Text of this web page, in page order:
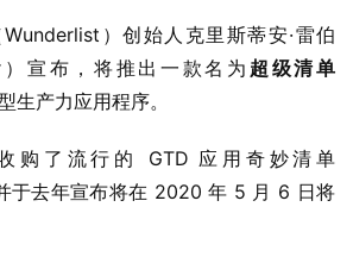
）创始人克里斯蒂安·雷伯
）宣布，将推出一款名为 超级清单
生产力应用程序。
购了流行的 GTD 应用奇妙清单
于去年宣布将在 2020 年 5 月 6 日将